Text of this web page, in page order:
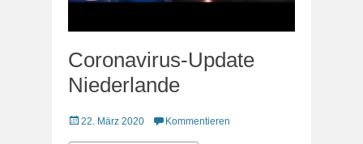
Coronavirus-Update
Niederlande
Veröffentlicht
22. März 2020 Kommentieren